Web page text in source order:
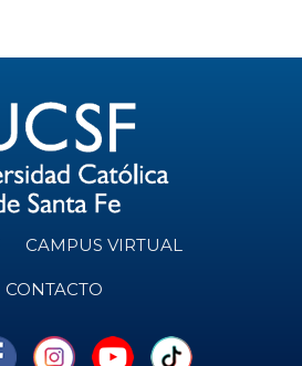
CAMPUS VIRTUAL
CONTACTO